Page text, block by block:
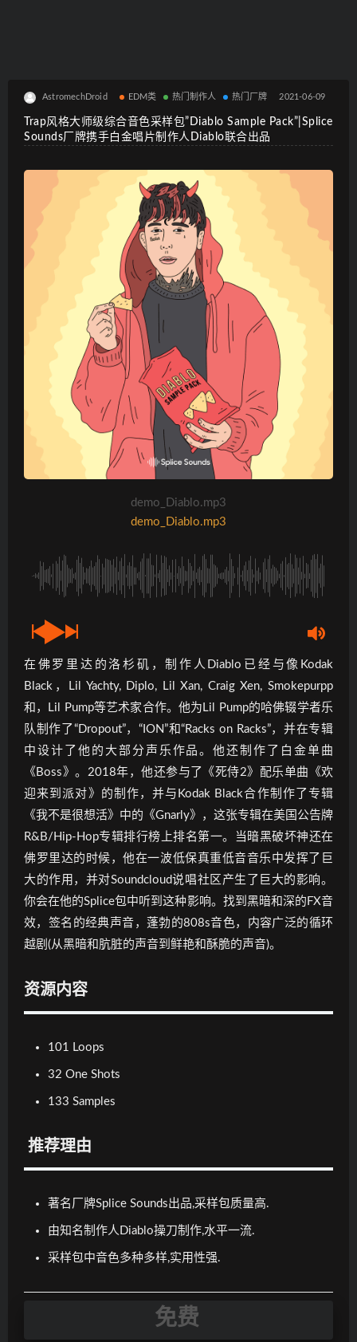
AstromechDroid EDM类 热门制作人 热门厂牌 2021-06-09
Trap风格大师级综合音色采样包”Diablo Sample Pack”|Splice
Sounds厂牌携手白金唱片制作人Diablo联合出品
demo_Diablo.mp3
demo_Diablo.mp3
在佛罗里达的洛杉矶，制作人Diablo已经与像Kodak
Black，Lil Yachty, Diplo, Lil Xan, Craig Xen, Smokepurpp
和，Lil Pump等艺术家合作。他为Lil Pump的哈佛辍学者乐
队制作了“Dropout”，“ION”和“Racks on Racks”，并在专辑
中设计了他的大部分声乐作品。他还制作了白金单曲
《Boss》。2018年，他还参与了《死侍2》配乐单曲《欢
迎来到派对》的制作，并与Kodak Black合作制作了专辑
《我不是很想活》中的《Gnarly》，这张专辑在美国公告牌
R&B/Hip-Hop专辑排行榜上排名第一。当暗黑破坏神还在
佛罗里达的时候，他在一波低保真重低音音乐中发挥了巨
大的作用，并对Soundcloud说唱社区产生了巨大的影响。
你会在他的Splice包中听到这种影响。找到黑暗和深的FX音
效，签名的经典声音，蓬勃的808s音色，内容广泛的循环
越剧(从黑暗和肮脏的声音到鲜艳和酥脆的声音)。
资源内容
101 Loops
32 One Shots
133 Samples
推荐理由
著名厂牌Splice Sounds出品,采样包质量高.
由知名制作人Diablo操刀制作,水平一流.
采样包中音色多种多样,实用性强.
免费